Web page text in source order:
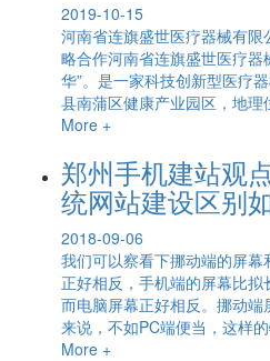
2019-10-15
河南省连旗盛世医疗器械有
略合作河南省连旗盛世医疗器
华”。是一家科技创新型医疗
县南蒲区健康产业园区，地理
More +
郑州手机建站观
统网站建设区别
2018-09-06
我们可以察看下挪动端的屏
正好相反，手机端的屏幕比拟
而电脑屏幕正好相反。挪动
来说，不如PC端便当，这样
More +